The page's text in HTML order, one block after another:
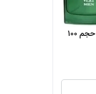
ادوپرفیوم مردانه پاکوراکا ورت حجم 100